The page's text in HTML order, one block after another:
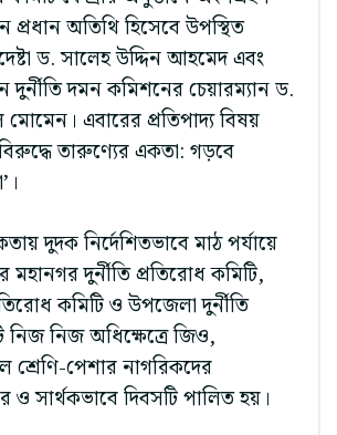
প্রধান অতিথি হিসেবে উপস্থিত
ড. সালেহ উদ্দিন আহমেদ এবং
দুর্নীতি দমন কমিশনের চেয়ারম্যান ড.
এবারের প্রতিপাদ্য বিষয়
বিরুদ্ধে তারুণ্যের একতা: গড়বে
দুদক নির্দেশিতভাবে মাঠ পর্যায়ে
মহানগর দুর্নীতি প্রতিরোধ কমিটি,
কমিটি ও উপজেলা দুর্নীতি
নিজ নিজ অধিক্ষেত্রে জিও,
পেশার নাগরিকদের
ও সার্থকভাবে দিবসটি পালিত হয়।